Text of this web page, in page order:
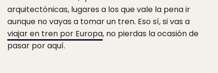
arquitectónicas, lugares a los que vale la pena ir
aunque no vayas a tomar un tren. Eso sí, si vas a
viajar en tren por Europa, no pierdas la ocasión de
pasar por aquí.